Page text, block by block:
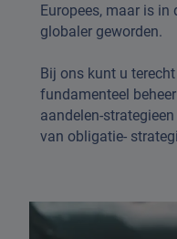
Europees, maar is
globaler geworden.
Bij ons kunt u
fundamenteel
aandelen-
van obligatie-